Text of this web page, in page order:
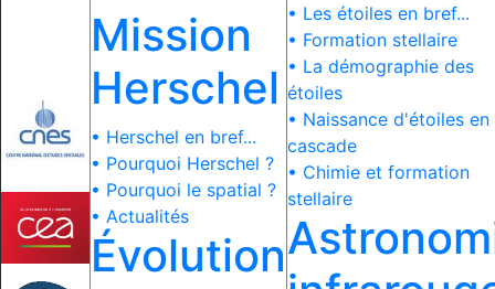
Mission
Herschel
• Herschel en bref...
• Pourquoi Herschel ?
• Pourquoi le spatial ?
• Actualités
Évolution
• Les étoiles en bref...
• Formation stellaire
• La démographie des
étoiles
• Naissance d'étoiles en
cascade
• Chimie et formation
stellaire